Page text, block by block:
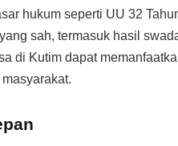
hukum seperti UU 32
sah, termasuk hasil
di Kutim dapat